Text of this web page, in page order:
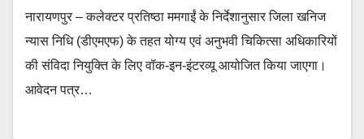
नारायणपुर – कलेक्टर प्रतिष्ठा ममगाईं के निर्देशानुसार जिला खनिज
न्यास निधि (डीएमएफ) के तहत योग्य एवं अनुभवी चिकित्सा अधिकारियों
की संविदा नियुक्ति के लिए वॉक-इन-इंटरव्यू आयोजित किया जाएगा।
आवेदन पत्र…